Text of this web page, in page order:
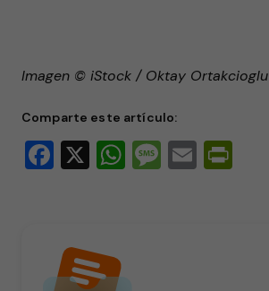
Imagen © iStock / Oktay Ortakcioglu
Comparte este artículo:
Facebook
X WhatsApp
Message
Email